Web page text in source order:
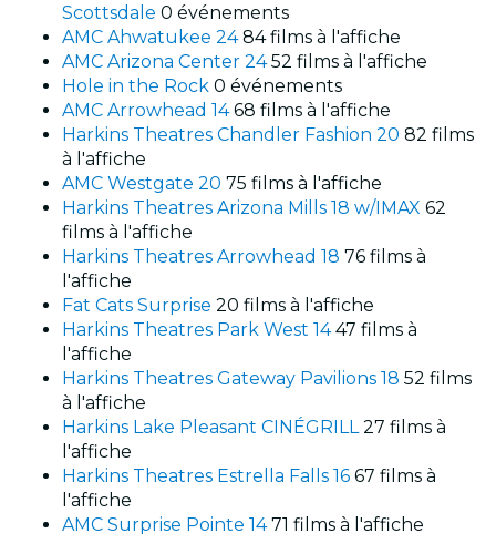
Scottsdale 0 événements
AMC Ahwatukee 2484 films à l'affiche
AMC Arizona Center 2452 films à l'affiche
Hole in the Rock 0 événements
AMC Arrowhead 1468 films à l'affiche
Harkins Theatres Chandler Fashion 20 82 films
à l'affiche
AMC Westgate 20 75 films à l'affiche
Harkins Theatres Arizona Mills 18 w/IMAX 62
films à l'affiche
Harkins Theatres Arrowhead 18 76 films à
l'affiche
Fat Cats Surprise 20 films à l'affiche
Harkins Theatres Park West 1447 films à
l'affiche
Harkins Theatres Gateway Pavilions 18 52 films
à l'affiche
Harkins Lake Pleasant CINÉGRILL 27 films à
l'affiche
Harkins Theatres Estrella Falls 16 67 films à
l'affiche
AMC Surprise Pointe 1471 films à l'affiche